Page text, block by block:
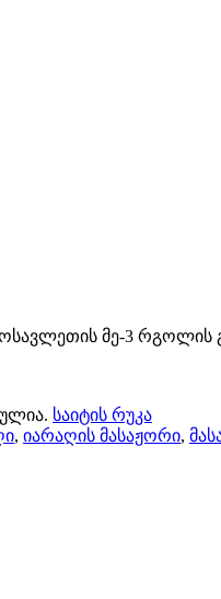
მე-3 რგოლის
საიტის რუკა
, იარაღის მასაჟორი,